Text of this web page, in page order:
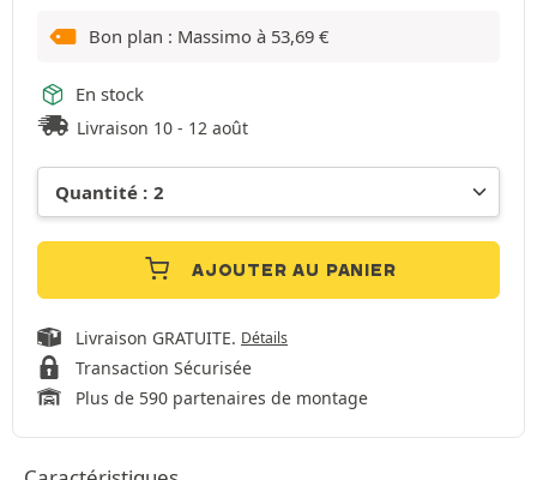
Bon plan : Massimo à 53,69 €
En stock
Livraison 10 - 12 août
AJOUTER AU PANIER
Livraison GRATUITE. Détails
Transaction Sécurisée
Plus de 590 partenaires de montage